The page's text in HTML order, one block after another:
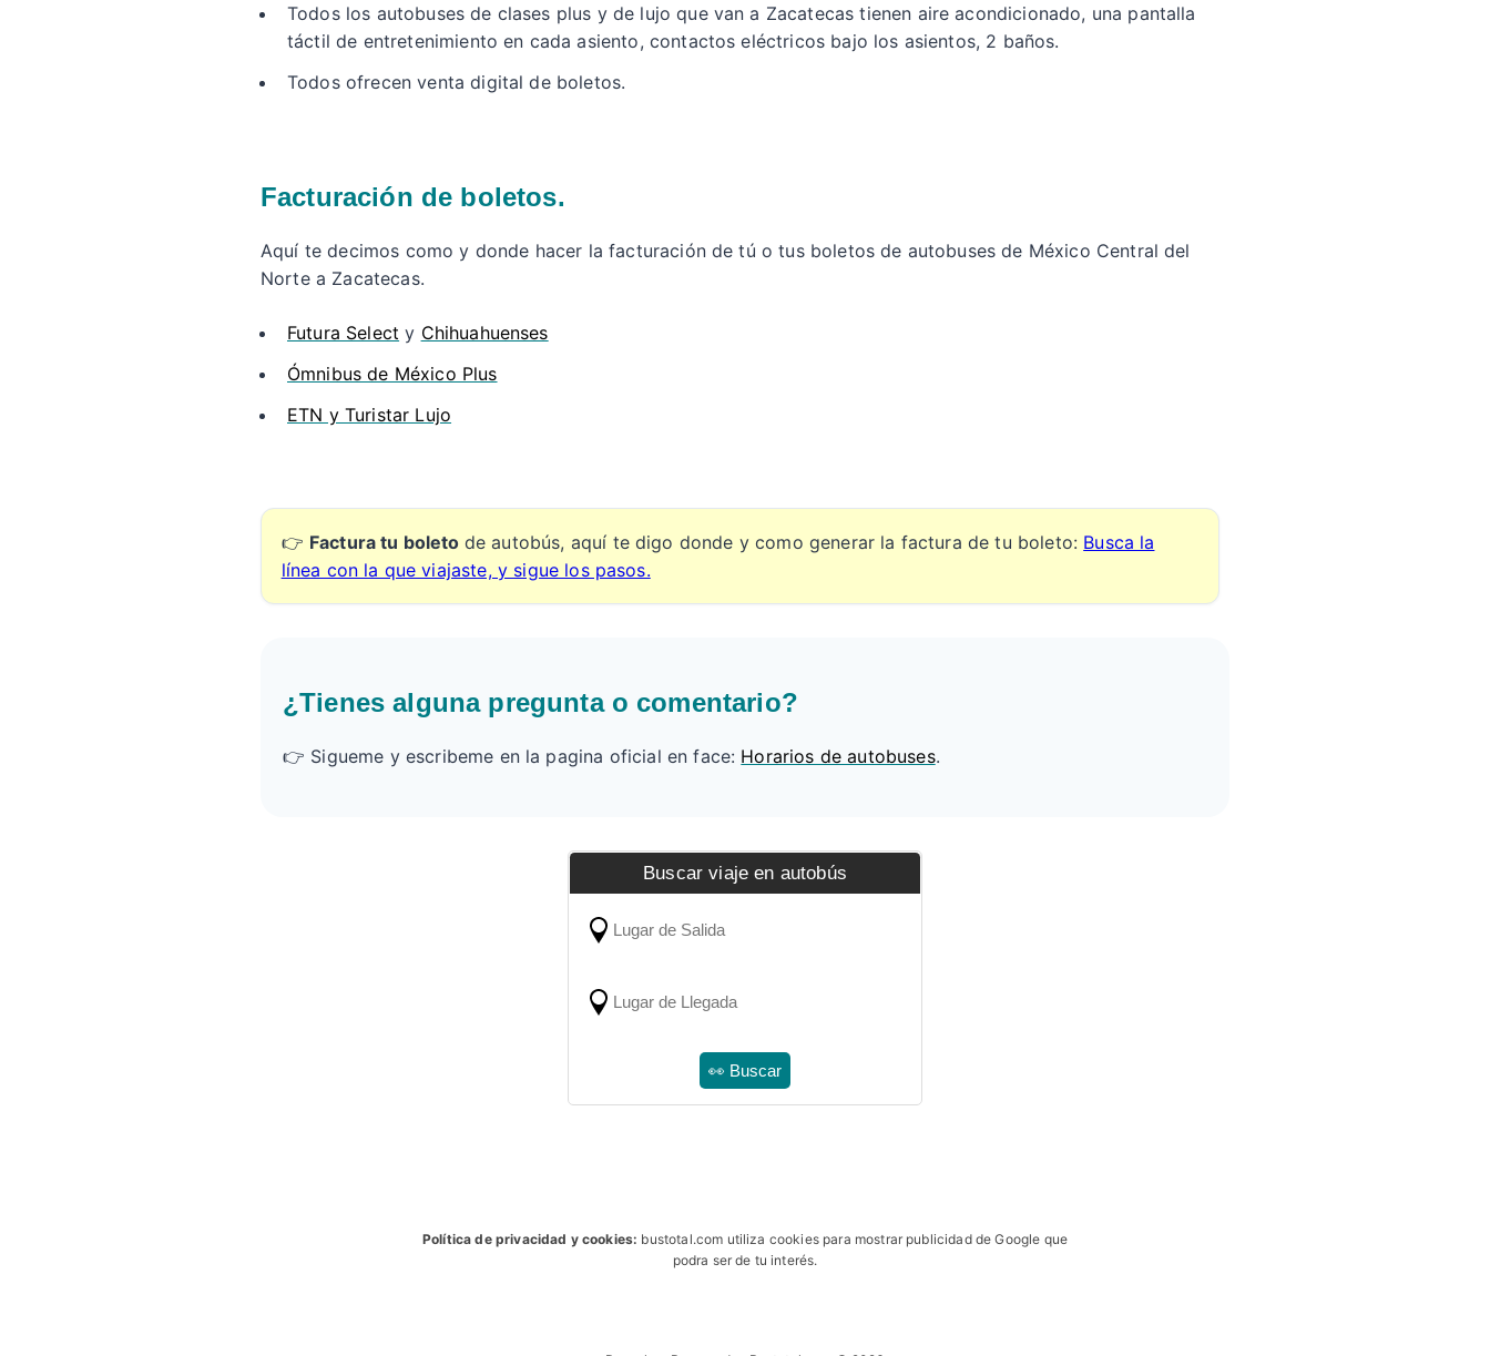
Todos los autobuses de clases plus y de lujo que van a Zacatecas tienen aire acondicionado, una pantalla
táctil de entretenimiento en cada asiento, contactos eléctricos bajo los asientos, 2 baños.
Todos ofrecen venta digital de boletos.
Facturación de boletos.
Aquí te decimos como y donde hacer la facturación de tú o tus boletos de autobuses de México Central del
Norte a Zacatecas.
Futura Select y Chihuahuenses
Ómnibus de México Plus
ETN y Turistar Lujo
👉 Factura tu boleto de autobús, aquí te digo donde y como generar la factura de tu boleto: Busca la
línea con la que viajaste, y sigue los pasos.
¿Tienes alguna pregunta o comentario?
👉 Sigueme y escribeme en la pagina oficial en face: Horarios de autobuses.
Buscar viaje en autobús
Política de privacidad y cookies: bustotal.com utiliza cookies para mostrar publicidad de Google que
podra ser de tu interés.